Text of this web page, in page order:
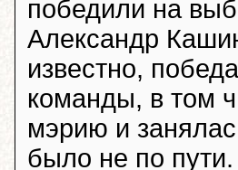
победили на
Александр
известно,
команды, в том
мэрию и
было не по